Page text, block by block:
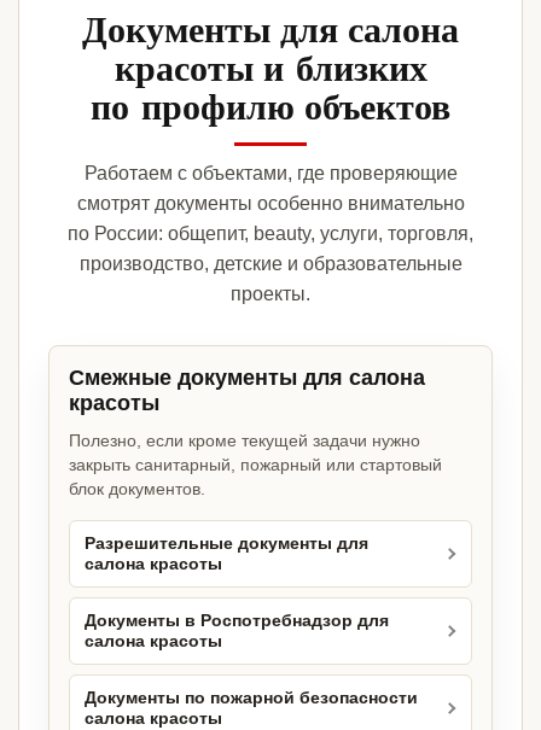
Документы для салона
красоты и близких
по профилю объектов
Работаем с объектами, где проверяющие
смотрят документы особенно внимательно
по России: общепит, beauty, услуги, торговля,
производство, детские и образовательные
проекты.
Смежные документы для салона
красоты
Полезно, если кроме текущей задачи нужно
закрыть санитарный, пожарный или стартовый
блок документов.
Разрешительные документы для
салона красоты
Документы в Роспотребнадзор для
салона красоты
Документы по пожарной безопасности
салона красоты